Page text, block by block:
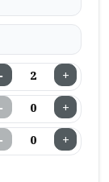
− +
− +
− +